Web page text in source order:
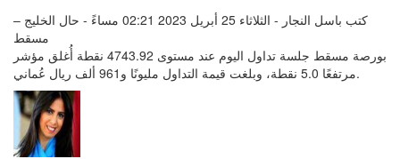
كتب باسل النجار - الثلاثاء 25 أبريل 2023 02:21 مساءً - حال الخليج –
مسقط
أُغلق مؤشر ‎بورصة مسقط جلسة تداول اليوم عند مستوى 4743.92 نقطة
مرتفعًا 5.0 نقطة، وبلغت قيمة التداول مليونًا و961 ألف ريال عُماني.